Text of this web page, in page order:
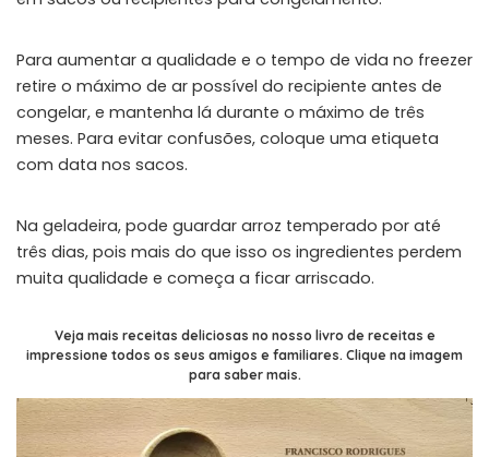
Para aumentar a qualidade e o tempo de vida no freezer
retire o máximo de ar possível do recipiente antes de
congelar, e mantenha lá durante o máximo de três
meses. Para evitar confusões, coloque uma etiqueta
com data nos sacos.
Na geladeira, pode guardar arroz temperado por até
três dias, pois mais do que isso os ingredientes perdem
muita qualidade e começa a ficar arriscado.
Veja mais receitas deliciosas no nosso livro de receitas e
impressione todos os seus amigos e familiares. Clique na imagem
para saber mais.